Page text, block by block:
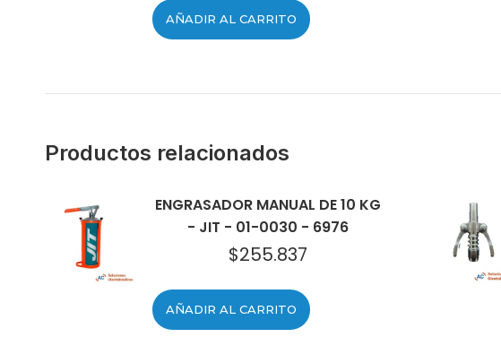
original
era:
actual
es:
AÑADIR AL CARRITO
Productos relacionados
ENGRASADOR MANUAL DE 10 KG
- JIT - 01-0030 - 6976
$255.837
AÑADIR AL CARRITO